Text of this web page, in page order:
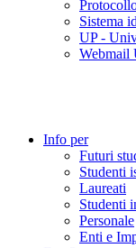
Sistema
UP -
Webmail
Info per
Futuri
Studenti
Laureati
Studenti
Personale
Enti e